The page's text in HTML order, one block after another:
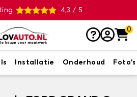
4,3 / 5
0
Installatie Onderhoud Foto's